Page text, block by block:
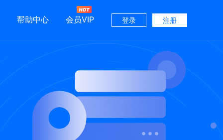
帮助中心 会员VIP 登录 注册